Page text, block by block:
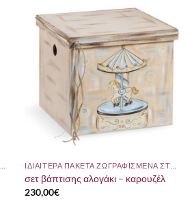
σετ βάπτισης αλογάκι – καρουζέλ
230,00€